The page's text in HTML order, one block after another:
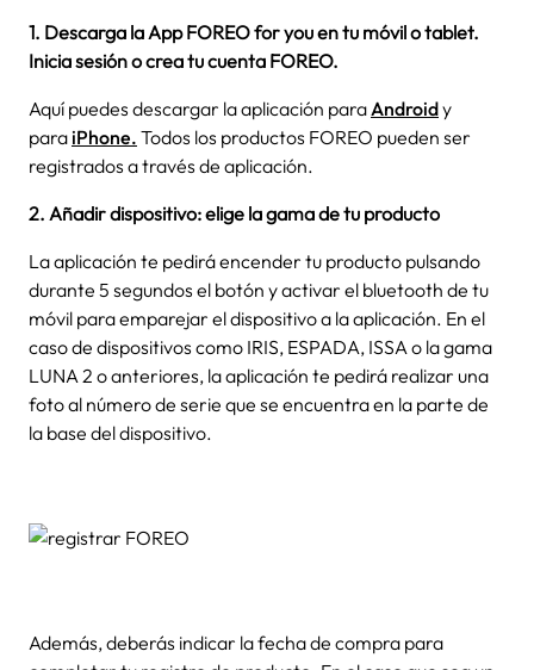
1. Descarga la App FOREO for you en tu móvil o tablet.
Inicia sesión o crea tu cuenta FOREO.
Aquí puedes descargar la aplicación paraAndroidy
para iPhone. Todos los productos FOREO pueden ser
registrados a través de aplicación.
2. Añadir dispositivo: elige la gama de tu producto
La aplicación te pedirá encender tu producto pulsando
durante 5 segundos el botón y activar el bluetooth de tu
móvil para emparejar el dispositivo a la aplicación. En el
caso de dispositivos como IRIS, ESPADA, ISSA o la gama
LUNA 2 o anteriores, la aplicación te pedirá realizar una
foto al número de serie que se encuentra en la parte de
la base del dispositivo.
Además, deberás indicar la fecha de compra para